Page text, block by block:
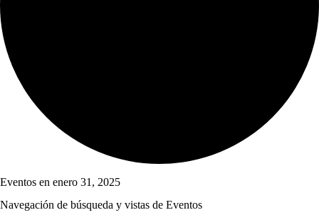
Eventos en enero 31, 2025
Navegación de búsqueda y vistas de Eventos